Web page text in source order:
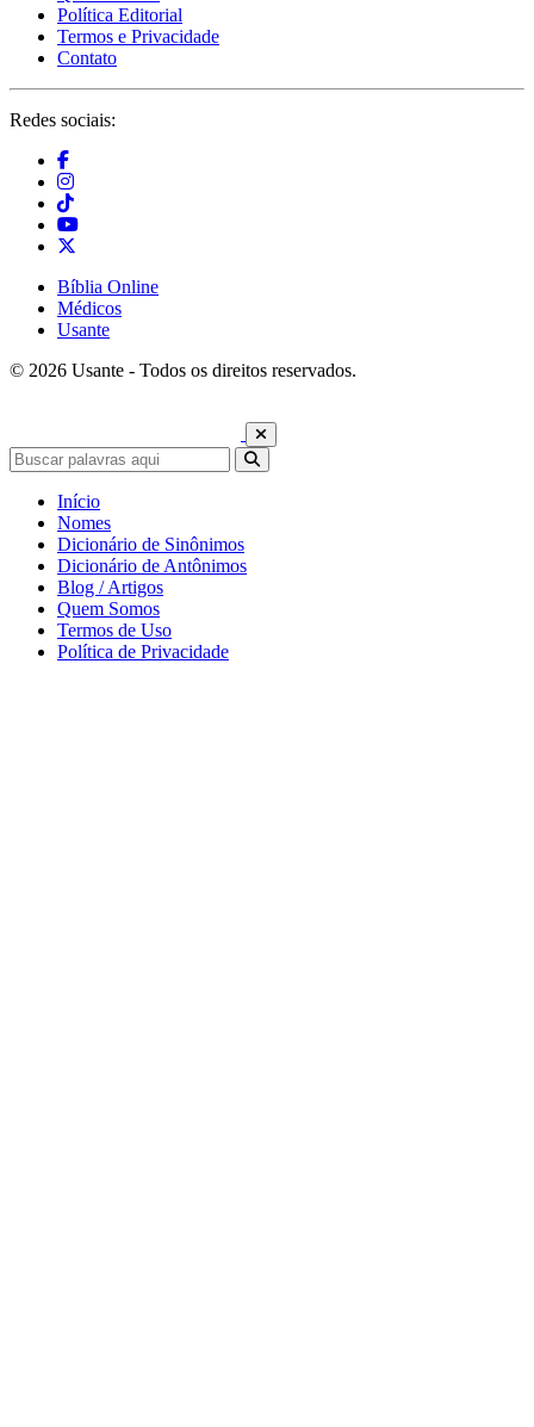
Política Editorial
Termos e Privacidade
Contato
Redes sociais:
Bíblia Online
Médicos
Usante
© 2026 Usante - Todos os direitos reservados.
Início
Nomes
Dicionário de Sinônimos
Dicionário de Antônimos
Blog / Artigos
Quem Somos
Termos de Uso
Política de Privacidade